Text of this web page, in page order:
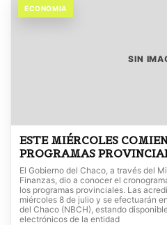
ECONOMIA
SIN
ESTE MIÉRCOLES
PROGRAMAS
El Gobierno del Chaco, a través del
Finanzas, dio a conocer el
los programas provinciales. Las
miércoles 8 de julio y se efectuarán
del Chaco (NBCH), estando
electrónicos de la entidad